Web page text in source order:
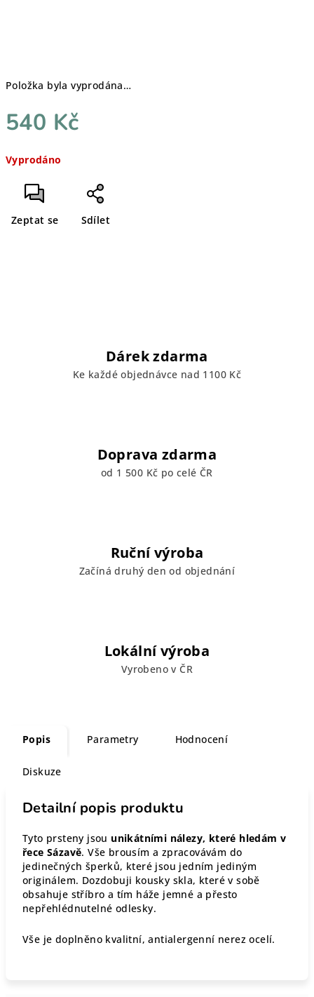
Položka byla vyprodána…
540 Kč
cena:
Vyprodáno
Zeptat se Sdílet
Dárek zdarma
Ke každé objednávce nad 1100 Kč
Doprava zdarma
od 1 500 Kč po celé ČR
Ruční výroba
Začíná druhý den od objednání
Lokální výroba
Vyrobeno v ČR
Popis Parametry Hodnocení
Diskuze
Detailní popis produktu
Tyto prsteny jsou unikátními nálezy, které hledám v
řece Sázavě. Vše brousím a zpracovávám do
jedinečných šperků, které jsou jedním jediným
originálem. Dozdobuji kousky skla, které v sobě
obsahuje stříbro a tím háže jemné a přesto
nepřehlédnutelné odlesky.
Vše je doplněno kvalitní, antialergenní nerez ocelí.